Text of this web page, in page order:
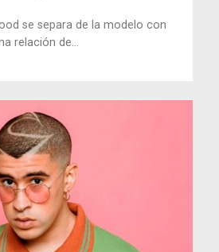
se separa de la modelo con
relación de...